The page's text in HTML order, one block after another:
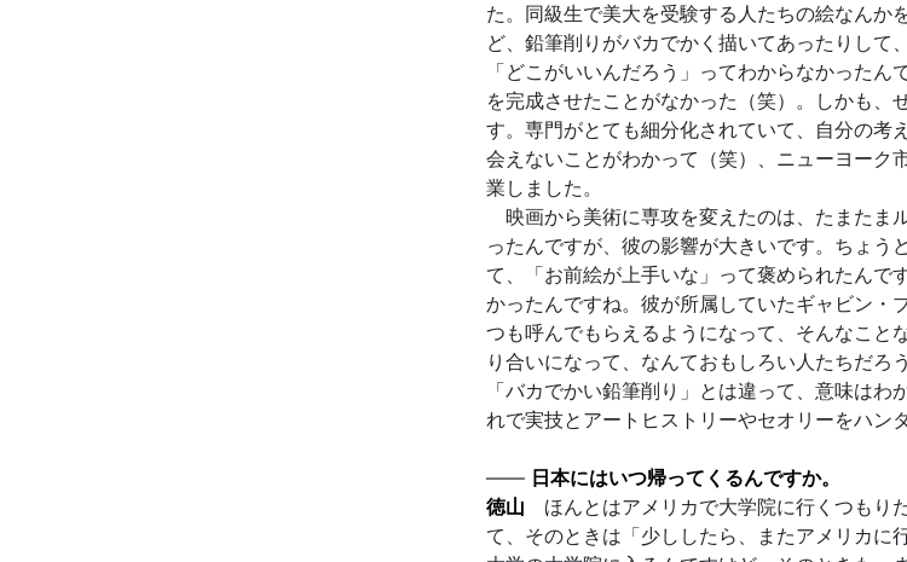
た。同級生で美大を受験する人たちの絵なんか
ど、鉛筆削りがバカでかく描いてあったりして
「どこがいいんだろう」ってわからなかった
を完成させたことがなかった（笑）。しかも
す。専門がとても細分化されていて、自分の考
会えないことがわかって（笑）、ニューヨーク
業しました。
映画から美術に専攻を変えたのは、たまたま
ったんですが、彼の影響が大きいです。ちょう
て、「お前絵が上手いな」って褒められたんで
かったんですね。彼が所属していたギャビン・
つも呼んでもらえるようになって、そんなこと
り合いになって、なんておもしろい人たちだ
「バカでかい鉛筆削り」とは違って、意味は
れで実技とアートヒストリーやセオリーをハン
—— 日本にはいつ帰ってくるんですか。
徳山 ほんとはアメリカで大学院に行くつもり
て、そのときは「少ししたら、またアメリカに